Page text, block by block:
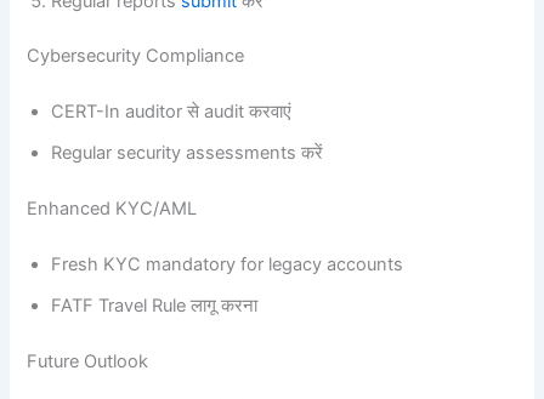
Cybersecurity Compliance
CERT-In auditor से audit करवाएं
Regular security assessments करें
Enhanced KYC/AML
Fresh KYC mandatory for legacy accounts
FATF Travel Rule लागू करना
Future Outlook